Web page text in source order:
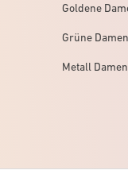
Goldene
Grüne
Metall